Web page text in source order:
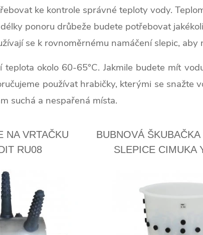
ke kontrole správné teploty vody.
ponoru drůbeže budete potřebovat
se k rovnoměrnému namáčení slepic, aby
teplota okolo 60-65°C. Jakmile budete mít
používat hrabičky, kterými se snažte
suchá a nespařená místa.